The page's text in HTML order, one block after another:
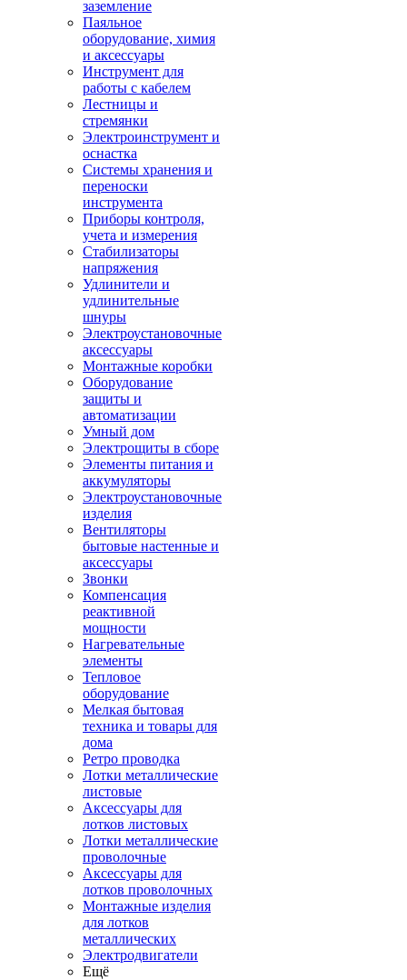
заземление
Паяльное
оборудование, химия
и аксессуары
Инструмент для
работы с кабелем
Лестницы и
стремянки
Электроинструмент и
оснастка
Системы хранения и
переноски
инструмента
Приборы контроля,
учета и измерения
Стабилизаторы
напряжения
Удлинители и
удлинительные
шнуры
Электроустановочные
аксессуары
Монтажные коробки
Оборудование
защиты и
автоматизации
Умный дом
Электрощиты в сборе
Элементы питания и
аккумуляторы
Электроустановочные
изделия
Вентиляторы
бытовые настенные и
аксессуары
Звонки
Компенсация
реактивной
мощности
Нагревательные
элементы
Тепловое
оборудование
Мелкая бытовая
техника и товары для
дома
Ретро проводка
Лотки металлические
листовые
Аксессуары для
лотков листовых
Лотки металлические
проволочные
Аксессуары для
лотков проволочных
Монтажные изделия
для лотков
металлических
Электродвигатели
Ещё